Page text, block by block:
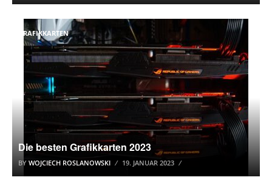
GRAFIKKARTEN
Die besten Grafikkarten 2023
BY WOJCIECH ROSLANOWSKI 19. JANUAR 2023